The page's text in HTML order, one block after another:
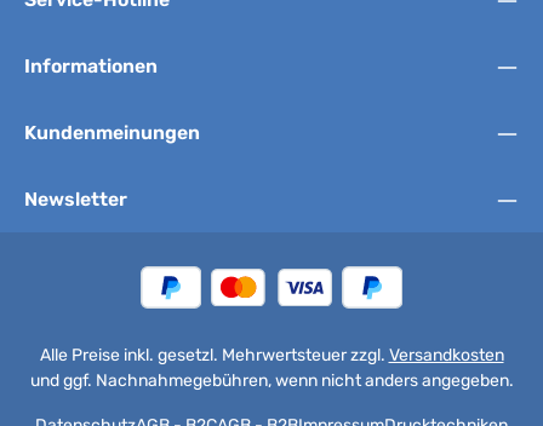
Informationen
Kundenmeinungen
Newsletter
Alle Preise inkl. gesetzl. Mehrwertsteuer zzgl. Versandkosten
und ggf. Nachnahmegebühren, wenn nicht anders angegeben.